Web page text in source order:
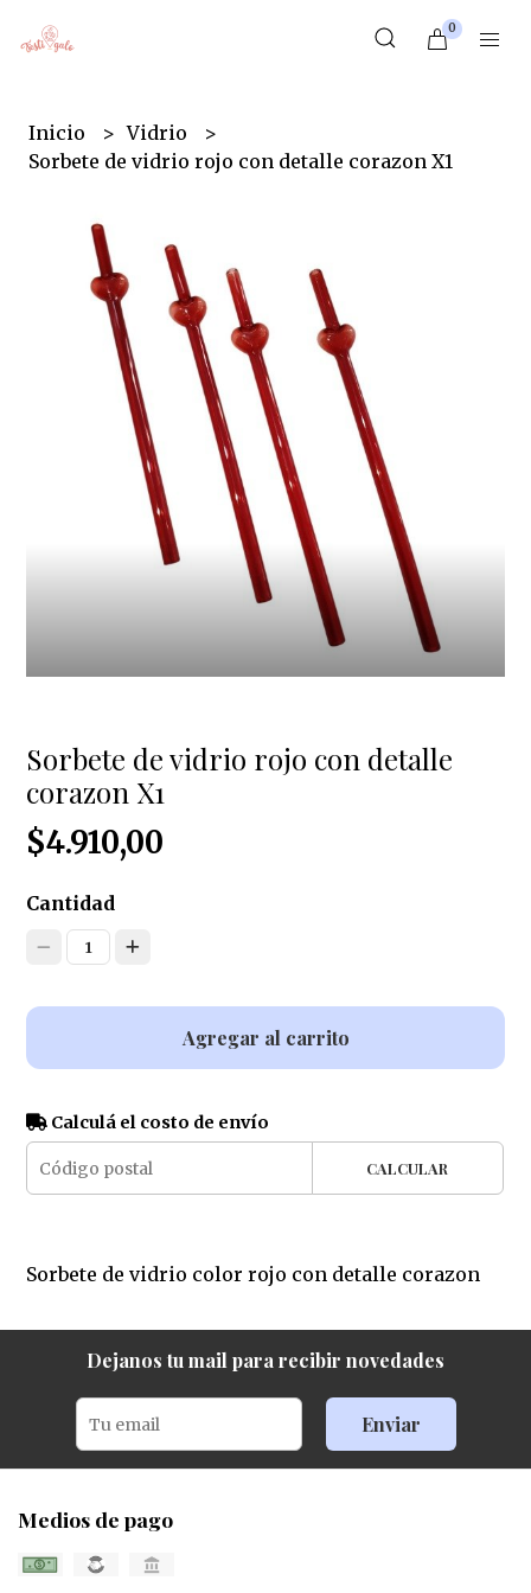
0
Inicio
Vidrio
Sorbete de vidrio rojo con detalle corazon X1
Sorbete de vidrio rojo con detalle
corazon X1
$4.910,00
Cantidad
1
Agregar al carrito
Calculá el costo de envío
CALCULAR
Sorbete de vidrio color rojo con detalle corazon
Dejanos tu mail para recibir novedades
Enviar
Medios de pago